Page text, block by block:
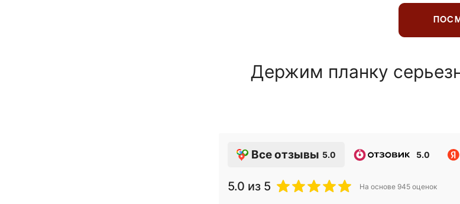
Держим планку
Все отзывы 5.0 5.0
5.0 из 5 На основе 945 оценок